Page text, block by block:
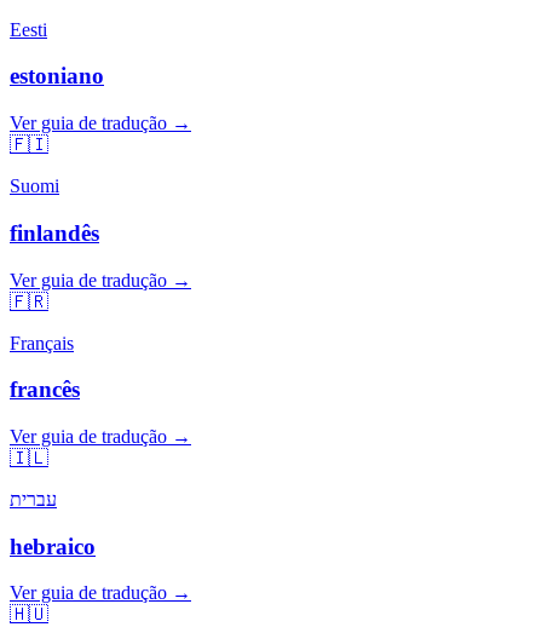
Eesti
estoniano
Ver guia de tradução →
🇫🇮
Suomi
finlandês
Ver guia de tradução →
🇫🇷
Français
francês
Ver guia de tradução →
🇮🇱
עברית
hebraico
Ver guia de tradução →
🇭🇺